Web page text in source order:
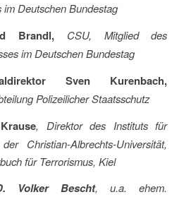
Deutschen Bundestag
Brandl, CSU, Mitglied des
im Deutschen Bundestag
Sven Kurenbach,
Polizeilicher Staatsschutz
, Direktor des Instituts für
Christian-Albrechts-Universität,
für Terrorismus, Kiel
Volker Bescht, u.a. ehem.